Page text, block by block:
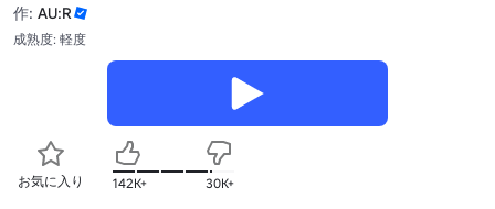
作: AU:R
成熟度: 軽度
お気に入り 142K+ 30K+